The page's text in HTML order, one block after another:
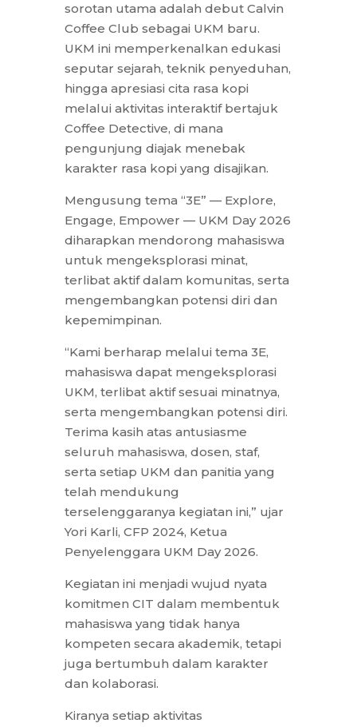
sorotan utama adalah debut Calvin
Coffee Club sebagai UKM baru.
UKM ini memperkenalkan edukasi
seputar sejarah, teknik penyeduhan,
hingga apresiasi cita rasa kopi
melalui aktivitas interaktif bertajuk
Coffee Detective, di mana
pengunjung diajak menebak
karakter rasa kopi yang disajikan.
Mengusung tema “3E” — Explore,
Engage, Empower — UKM Day 2026
diharapkan mendorong mahasiswa
untuk mengeksplorasi minat,
terlibat aktif dalam komunitas, serta
mengembangkan potensi diri dan
kepemimpinan.
“Kami berharap melalui tema 3E,
mahasiswa dapat mengeksplorasi
UKM, terlibat aktif sesuai minatnya,
serta mengembangkan potensi diri.
Terima kasih atas antusiasme
seluruh mahasiswa, dosen, staf,
serta setiap UKM dan panitia yang
telah mendukung
terselenggaranya kegiatan ini,” ujar
Yori Karli, CFP 2024, Ketua
Penyelenggara UKM Day 2026.
Kegiatan ini menjadi wujud nyata
komitmen CIT dalam membentuk
mahasiswa yang tidak hanya
kompeten secara akademik, tetapi
juga bertumbuh dalam karakter
dan kolaborasi.
Kiranya setiap aktivitas